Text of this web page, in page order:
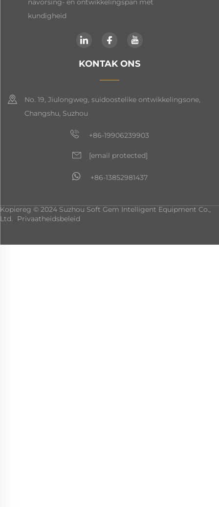
navorsing- en ontwikkelingspan met
kundigheid
KONTAK ONS
No. 19, Jiulongweg, suidoostelike ontwikkelingsone,
Changshu, Suzhou
+86-19906239903
[email protected]
+86-13852981437
Kopiereg © 2024 Suzhou Soft Gem Intelligent Equipment Co.,
Ltd.
Privaatheidsbeleid